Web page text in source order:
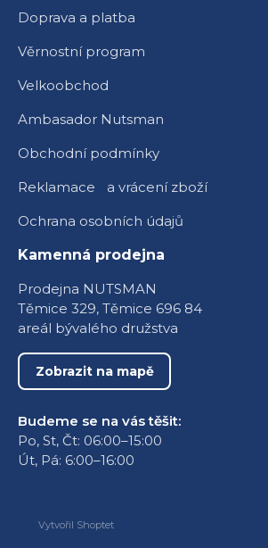
Doprava a platba
Věrnostní program
Velkoobchod
Ambasador Nutsman
Obchodní podmínky
Reklamace a vrácení zboží
Ochrana osobních údajů
Kamenná prodejna
Prodejna NUTSMAN
Těmice 329, Těmice 696 84
areál bývalého družstva
Zobrazit na mapě
Budeme se na vás těšit:
Po, St, Čt: 06:00–15:00
Út, Pá: 6:00–16:00
Vytvořil Shoptet